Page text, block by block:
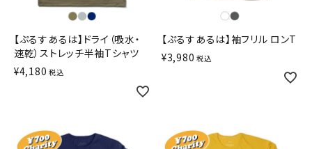
【ぷるすあるは】ドライ（吸水・
速乾）ストレッチ半袖Tシャツ
¥4,180 税込
【ぷるすあるは】袖フリル ロンT
¥3,980 税込